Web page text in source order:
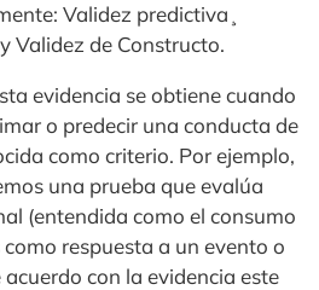
Validez predictiva¸
Validez de Constructo.
evidencia se obtiene cuando
o predecir una conducta de
como criterio. Por ejemplo,
una prueba que evalúa
(entendida como el consumo
respuesta a un evento o
con la evidencia este